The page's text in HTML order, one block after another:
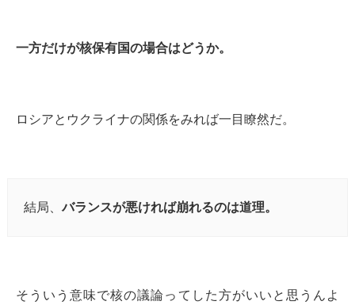
一方だけが核保有国の場合はどうか。
ロシアとウクライナの関係をみれば一目瞭然だ。
結局、バランスが悪ければ崩れるのは道理。
そういう意味で核の議論ってした方がいいと思うんよ